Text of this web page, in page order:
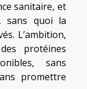
sanitaire, et
sans quoi la
L’ambition,
protéines
sans
promettre